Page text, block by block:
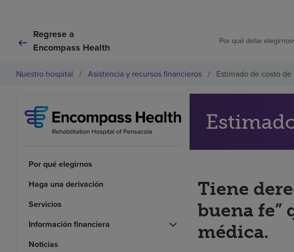
Regrese a
Encompass Health
Por qué debe elegirnos
Nuestro hospital / Asistencia y recursos financieros / Estimado de costo
Por qué elegirnos
Haga una derivación
Servicios
Información financiera
Noticias
Tiene
buena fe”
médica.